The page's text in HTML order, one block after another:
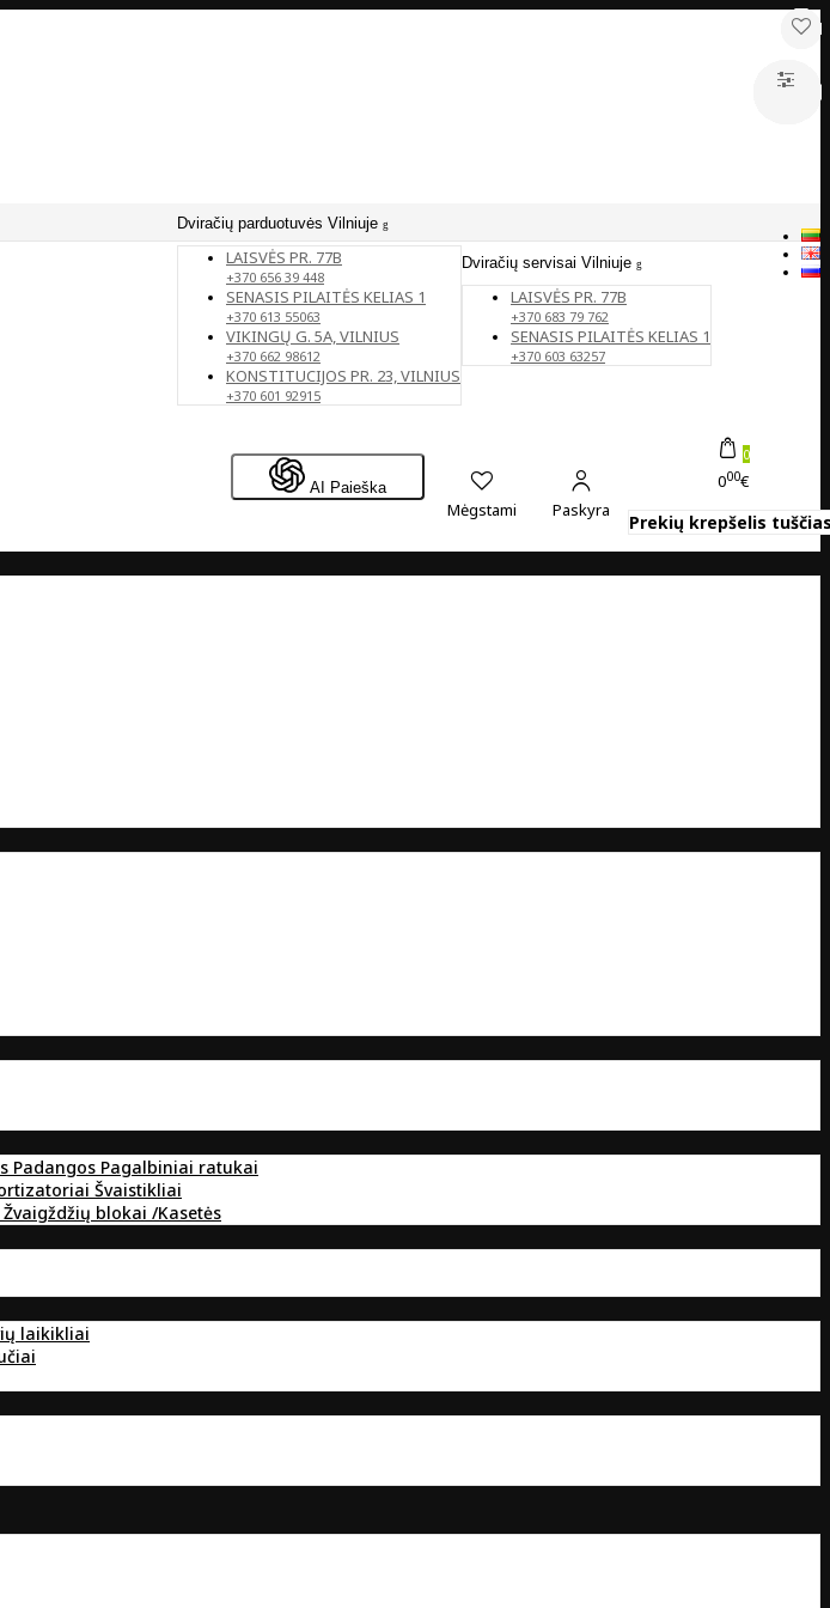
Dviračių parduotuvės Vilniuje
LAISVĖS PR. 77B
+370 656 39 448
SENASIS PILAITĖS KELIAS 1
+370 613 55063
VIKINGŲ G. 5A, VILNIUS
+370 662 98612
KONSTITUCIJOS PR. 23, VILNIUS
+370 601 92915
Dviračių servisai Vilniuje
LAISVĖS PR. 77B
+370 683 79 762
SENASIS PILAITĖS KELIAS 1
+370 603 63257
AI Paieška
Mėgstami Paskyra
0
000€
Prekių krepšelis
Padangos Pagalbiniai ratukai
Švaistikliai
Žvaigždžių blokai /Kasetės
laikikliai